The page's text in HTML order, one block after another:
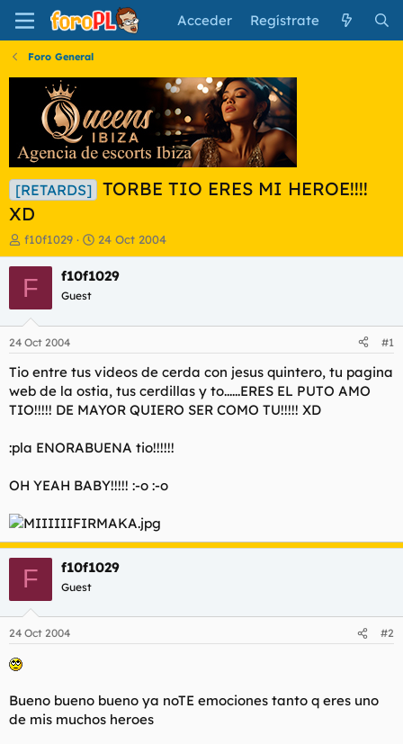
Acceder Regístrate
Foro General
[RETARDS]
TORBE TIO ERES MI HEROE!!!!
XD
I
n
i
c
a
d
o
r
d
e
l
e
a
f10f1029
F
e
c
i
n
i
c
i
24 Oct 2004
F f10f1029
Guest
24 Oct 2004 #1
Tio entre tus videos de cerda con jesus quintero, tu pagina
web de la ostia, tus cerdillas y to......ERES EL PUTO AMO
TIO!!!!! DE MAYOR QUIERO SER COMO TU!!!!! XD
:pla ENORABUENA tio!!!!!!
OH YEAH BABY!!!!! :-o :-o
F f10f1029
Guest
24 Oct 2004 #2
Bueno bueno bueno ya noTE emociones tanto q eres uno
de mis muchos heroes